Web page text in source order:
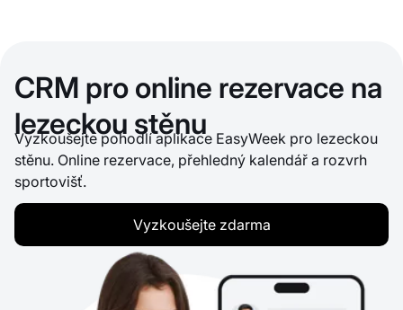
CRM pro online rezervace na
lezeckou stěnu
Vyzkoušejte pohodlí aplikace EasyWeek pro lezeckou
stěnu. Online rezervace, přehledný kalendář a rozvrh
sportovišť.
Vyzkoušejte zdarma